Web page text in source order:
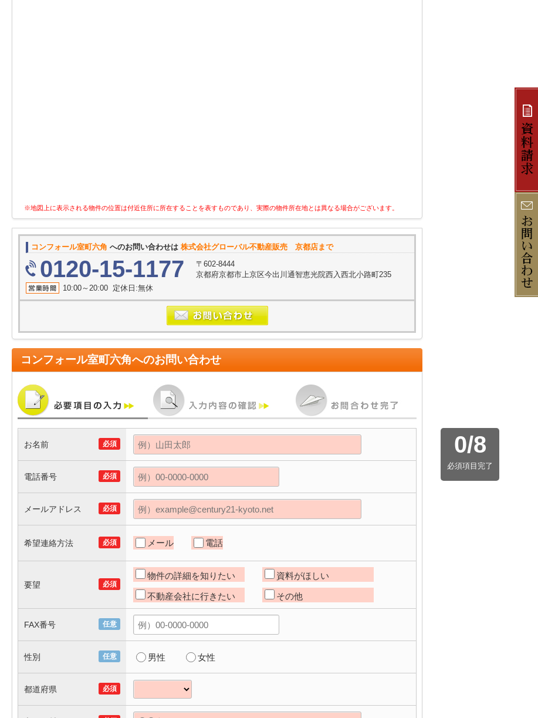
※地図上に表示される物件の位置は付近住所に所在することを表すものであり、実際の物件所在地とは異なる場合がございます。
コンフォール室町六角 へのお問い合わせは 株式会社グローバル不動産販売 京都店まで
0120-15-1177
〒602-8444
京都府京都市上京区今出川通智恵光院西入西北小路町235
10:00～20:00 定休日:無休
コンフォール室町六角へのお問い合わせ
0/8
必須項目完了
必須
お名前
必須
電話番号
必須
メールアドレス
必須
希望連絡方法 メール 電話
必須
要望
物件の詳細を知りたい 資料がほしい
不動産会社に行きたい その他
任意
FAX番号
任意
性別 男性 女性
必須
都道府県